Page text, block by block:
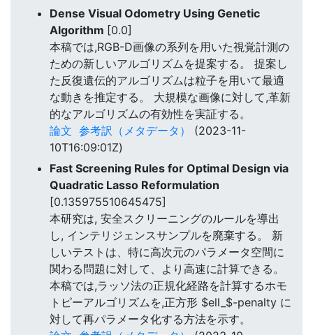
Dense Visual Odometry Using Genetic
Algorithm [0.0]
本稿では,RGB-D画像の系列を用いた視覚計測の
ための新しいアルゴリズムを提案する。 提案し
た反復遺伝的アルゴリズムは粒子を用いて最適
な動きを推定する。 大規模な画像に対して,革新
的なアルゴリズムの有効性を実証する。
論文 参考訳（メタデータ）
(2023-11-
10T16:09:01Z)
Fast Screening Rules for Optimal Design via
Quadratic Lasso Reformulation
[0.135975510645475]
本研究は, 安全スクリーニングのルールを導出
し, インテリジェンスサンプルを廃棄する。 新
しいテストは、特に高次元のパラメータ空間に
関わる問題に対して、より高速に計算できる。
本稿では,ラッソ法の正規化経路を計算するホモ
トピーアルゴリズムを,正方形 $ell_$-penalty に
対して再パラメータ化する方法を示す。